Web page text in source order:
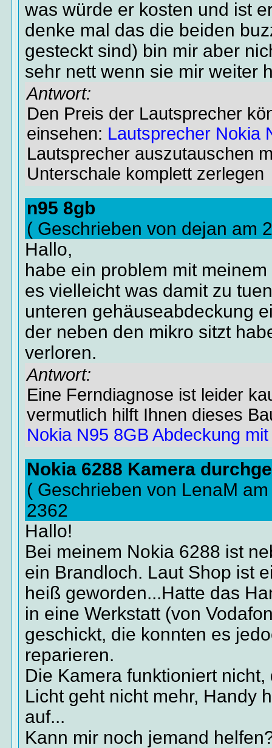
was würde er kosten und ist
denke mal das die beiden
gesteckt sind) bin mir aber
sehr nett wenn sie mir weiter
Antwort:
Den Preis der Lautsprecher
einsehen: Lautsprecher Nokia
Lautsprecher auszutauschen
Unterschale komplett zerlegen
n95 8gb
( Geschrieben von dejan am
Hallo,
habe ein problem mit
es vielleicht was damit zu
unteren gehäuseabdeckung
der neben den mikro sitzt
verloren.
Antwort:
Eine Ferndiagnose ist leider
vermutlich hilft Ihnen dieses
Nokia N95 8GB Abdeckung
Nokia 6288 Kamera
( Geschrieben von LenaM
2362
Hallo!
Bei meinem Nokia 6288 ist
ein Brandloch. Laut Shop ist
heiß geworden...Hatte das
in eine Werkstatt (von
geschickt, die konnten es
reparieren.
Die Kamera funktioniert nicht,
Licht geht nicht mehr, Handy
auf...
Kann mir noch jemand